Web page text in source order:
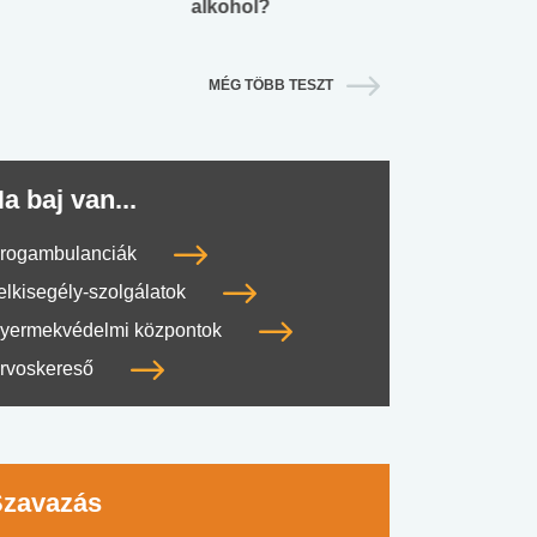
alkohol?
MÉG TÖBB TESZT
baj van...
szolgálatok
központok